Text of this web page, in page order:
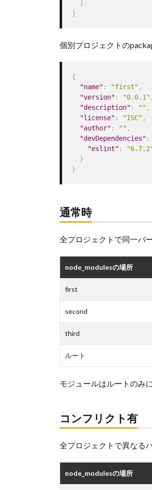
]
}
個別プロジェクトの
{
"name" : "first" ,
"version" : "0.0.1" ,
"description" : "" ,
"license" : "ISC" ,
"author" : "" ,
"devDependencies" :
"eslint" :
}
}
通常時
全プロジェクトで同一バ
node_modulesの場所
first
second
third
ルート
モジュールはルートのみ
コンフリクト有
全プロジェクトで異なる
node_modulesの場所